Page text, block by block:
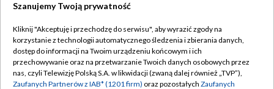
Szanujemy Twoją prywatność
Kliknij "Akceptuję i przechodzę do serwisu", aby wyrazić zgody na
korzystanie z technologii automatycznego śledzenia i zbierania danych,
dostęp do informacji na Twoim urządzeniu końcowym i ich
przechowywanie oraz na przetwarzanie Twoich danych osobowych przez
nas, czyli Telewizję Polską S.A. w likwidacji (zwaną dalej również „TVP”),
Zaufanych Partnerów z IAB* (1201 firm) oraz pozostałych Zaufanych